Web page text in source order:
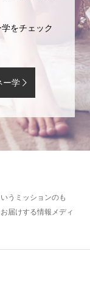
をチェック
ー学
うミッションのも
届けする情報メディ